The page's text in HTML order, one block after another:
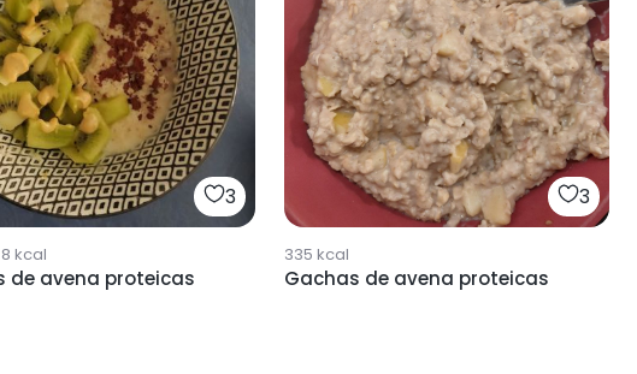
3
kcal
de avena proteicas
3
335 kcal
Gachas de avena proteicas